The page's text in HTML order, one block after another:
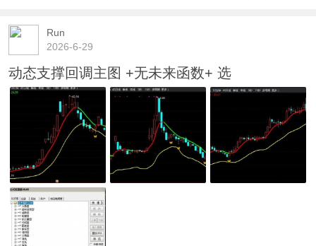
Run
2026-6-29
动态支撑回调主图 +无未来函数+ 选